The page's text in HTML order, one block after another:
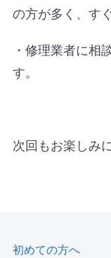
の方が多く、す
・修理業者に相
す。
次回もお楽しみ
初めての方へ